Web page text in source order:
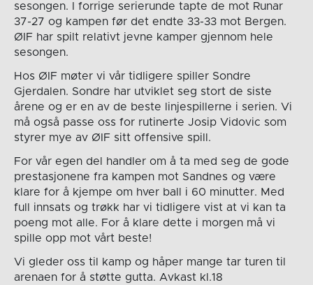
sesongen. I forrige serierunde tapte de mot Runar
37-27 og kampen før det endte 33-33 mot Bergen.
ØIF har spilt relativt jevne kamper gjennom hele
sesongen.
Hos ØIF møter vi vår tidligere spiller Sondre
Gjerdalen. Sondre har utviklet seg stort de siste
årene og er en av de beste linjespillerne i serien. Vi
må også passe oss for rutinerte Josip Vidovic som
styrer mye av ØIF sitt offensive spill.
For vår egen del handler om å ta med seg de gode
prestasjonene fra kampen mot Sandnes og være
klare for å kjempe om hver ball i 60 minutter. Med
full innsats og trøkk har vi tidligere vist at vi kan ta
poeng mot alle. For å klare dette i morgen må vi
spille opp mot vårt beste!
Vi gleder oss til kamp og håper mange tar turen til
arenaen for å støtte gutta. Avkast kl.18